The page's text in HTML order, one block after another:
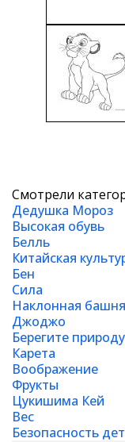
Смотрели
Дедушка Мороз
Высокая обувь
Белль
Китайская
Бен
Сила
Наклонная башня
Джоджо
Берегите природу
Карета
Воображение
Фрукты
Цукишима Кей
Вес
Безопасность